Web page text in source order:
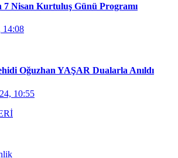
7 Nisan Kurtuluş Günü Programı
14:08
Oğuzhan YAŞAR Dualarla Anıldı
10:55